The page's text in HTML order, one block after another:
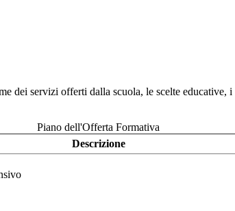
dei servizi offerti dalla scuola, le scelte
Piano dell'Offerta Formativa
Descrizione